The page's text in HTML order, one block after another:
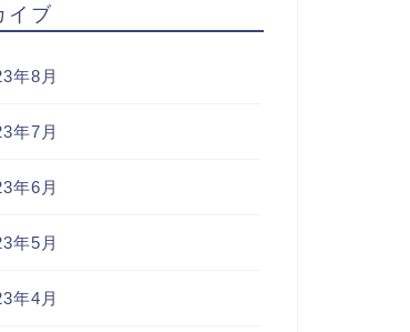
アル・地震との関連性を解
イブ
年8月
年7月
年6月
年5月
年4月